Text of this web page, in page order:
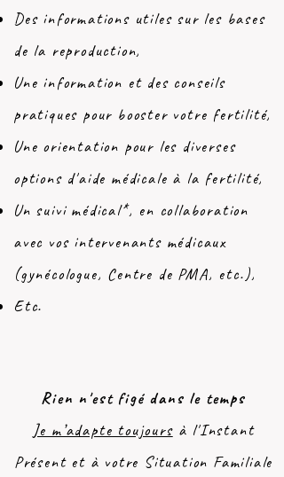
Des informations utilessur les bases
de la reproduction,
Une information et des conseils
pratiques pour booster votre fertilité,
Une orientation pour les diverses
options d'aide médicale à la fertilité,
Un suivi médical*, en collaboration
avec vos intervenants médicaux
(gynécologue, Centre de PMA, etc.),
Etc.
Rien n'est figé dans le temps
Je m’adapte toujoursà l'Instant
Présent et à votre Situation Familiale